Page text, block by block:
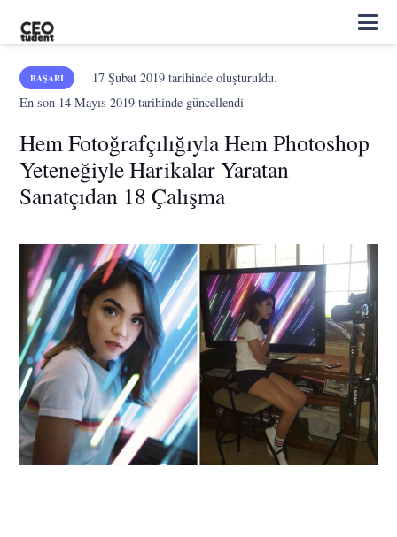
BAŞARI 17 Şubat 2019tarihinde oluşturuldu.
En son 14 Mayıs 2019 tarihinde güncellendi
Hem Fotoğrafçılığıyla Hem Photoshop
Yeteneğiyle Harikalar Yaratan
Sanatçıdan 18 Çalışma